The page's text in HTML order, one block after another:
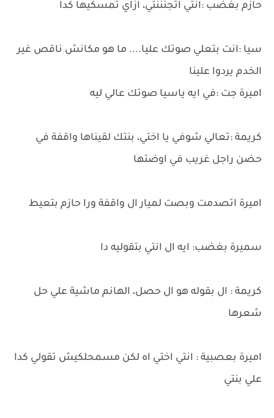
حازم بغضب :انتي اتجنننتي، ازاي تمسكيها كدا
سيا :انت بتعلي صوتك عليا.... ما هو مكانش ناقص غير
الخدم يردوا علينا
اميرة جت :في ايه ياسيا صوتك عالي ليه
كريمة :تعالي شوفي يا اختي، بنتك لقيناها واقفة في
حضن راجل غريب في اوضتها
اميرة اتصدمت وبصت لميار ال واقفة ورا حازم بتعيط
سميرة بغضب: ايه ال انتي بتقوليه دا
كريمة : ال بقوله هو ال حصل، الهانم ماشية علي حل
شعرها
اميرة بعصبية : انتي اختي اه لكن مسمحلكيش تقولي كدا
علي بنتي